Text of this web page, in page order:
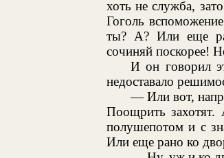
хоть не служба,
Гоголь
ты? А? Или еще
сочиняй поскорее!
И он говорил
недоставало
— Или вот,
Поощрить
полушепотом и с
Или еще рано ко